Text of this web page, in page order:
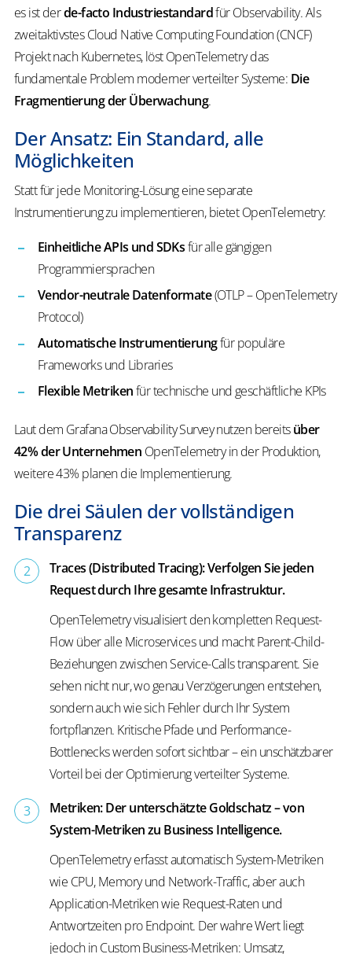
es ist derde-facto Industriestandardfür Observability. Als
zweitaktivstes Cloud Native Computing Foundation (CNCF)
Projekt nach Kubernetes, löst OpenTelemetry das
fundamentale Problem moderner verteilter Systeme: Die
Fragmentierung der Überwachung.
Der Ansatz: Ein Standard, alle
Möglichkeiten
Statt für jede Monitoring-Lösung eine separate
Instrumentierung zu implementieren, bietet OpenTelemetry:
Einheitliche APIs und SDKsfür alle gängigen
Programmiersprachen
Vendor-neutrale Datenformate(OTLP – OpenTelemetry
Protocol)
Automatische Instrumentierungfür populäre
Frameworks und Libraries
Flexible Metrikenfür technische und geschäftliche KPIs
Laut dem Grafana Observability Survey nutzen bereitsüber
42% der Unternehmen OpenTelemetry in der Produktion,
weitere 43% planen die Implementierung.
Die drei Säulen der vollständigen
Transparenz
Traces (Distributed Tracing): Verfolgen Sie jeden
Request durch Ihre gesamte Infrastruktur.
OpenTelemetry visualisiert den kompletten Request-
Flow über alle Microservices und macht Parent-Child-
Beziehungen zwischen Service-Calls transparent. Sie
sehen nicht nur, wo genau Verzögerungen entstehen,
sondern auch wie sich Fehler durch Ihr System
fortpflanzen. Kritische Pfade und Performance-
Bottlenecks werden sofort sichtbar – ein unschätzbarer
Vorteil bei der Optimierung verteilter Systeme.
Metriken: Der unterschätzte Goldschatz – von
System-Metriken zu Business Intelligence.
OpenTelemetry erfasst automatisch System-Metriken
wie CPU, Memory und Network-Traffic, aber auch
Application-Metriken wie Request-Raten und
Antwortzeiten pro Endpoint. Der wahre Wert liegt
jedoch in Custom Business-Metriken: Umsatz,